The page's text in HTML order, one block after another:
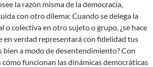
la razón misma de la democracia,
con otro dilema: Cuando se delega la
o colectiva en otro sujeto o grupo, ¿se hace
en verdad representará con fidelidad tus
bien a modo de desentendimiento? Con
cómo funcionan las dinámicas democráticas